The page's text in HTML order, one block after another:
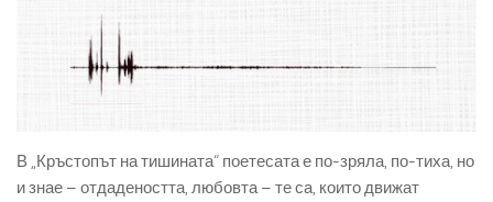
В „Кръстопът на тишината“ поетесата е по-зряла, по-тиха, но
и знае – отдадеността, любовта – те са, които движат